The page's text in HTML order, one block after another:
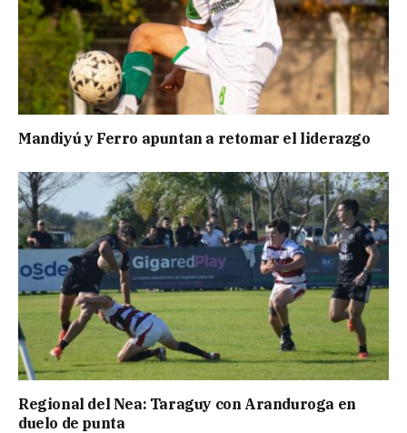
Mandiyú y Ferro apuntan a retomar el liderazgo
Regional del Nea: Taraguy con Aranduroga en
duelo de punta